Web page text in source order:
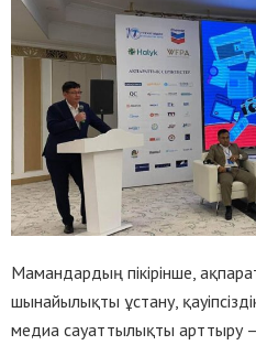
Мамандардың пікірінше,
шынайылықты ұстану,
медиа сауаттылықты арттыру